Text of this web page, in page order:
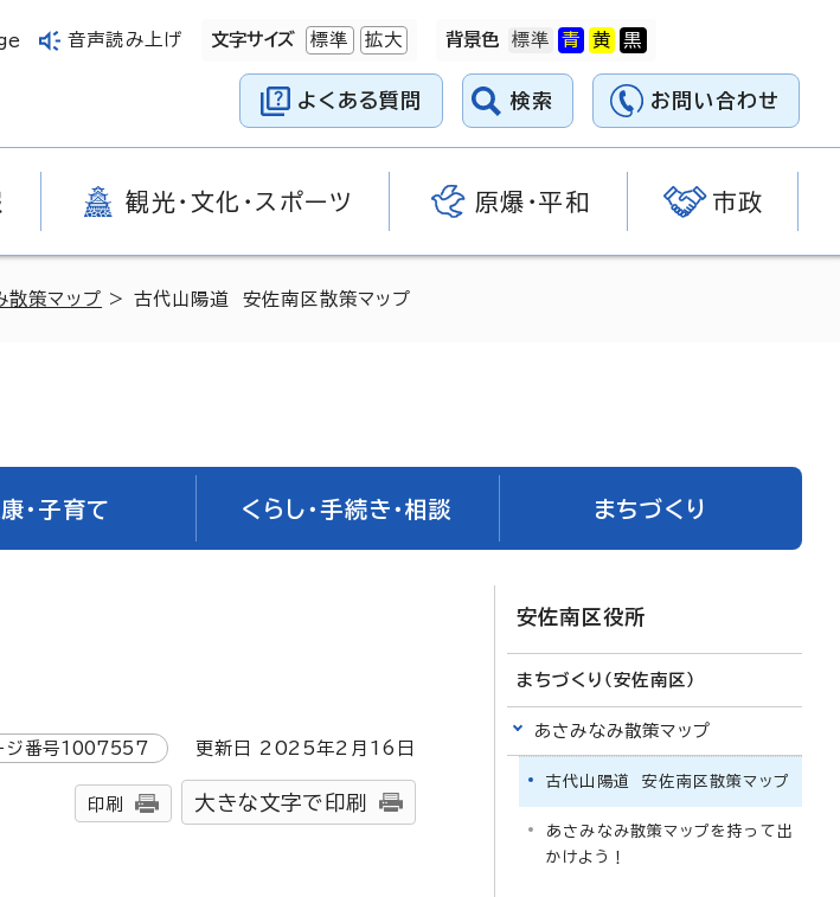
音声読み上げ 文字サイズ 標準 拡大 背景色
よくある質問 検索 お問い合わせ
観光・文化・スポーツ 原爆・平和 市政
散策マップ > 古代山陽道 安佐南区散策マップ
・子育て くらし・手続き・相談 まちづくり
ジ番号1007557 更新日 2025年2月 16 日
印刷 大きな文字で印刷
安佐南区役所
まちづくり（安佐南区）
あさみなみ散策マップ
古代山陽道 安佐南区散策マップ
あさみなみ散策マップを持って出
かけよう！